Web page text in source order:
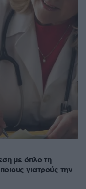
με όπλο τη
γιατρούς την